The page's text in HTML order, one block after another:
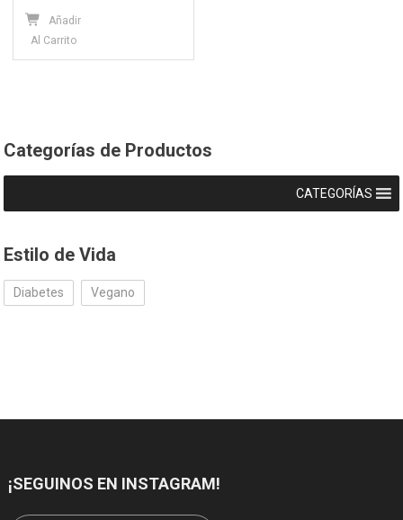
Añadir
Al Carrito
Categorías de Productos
CATEGORÍAS
Estilo de Vida
Diabetes Vegano
¡SEGUINOS EN INSTAGRAM!